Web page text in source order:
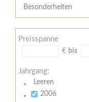
AGB
Besonderheiten
Preisspanne
€ bis
Jahrgang:
Leeren
2006